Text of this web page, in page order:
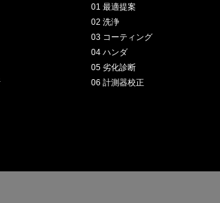
インタビュー
01 最適提案
02 洗浄
03 コーティング
04 ハンダ
05 劣化診断
06 計測器校正